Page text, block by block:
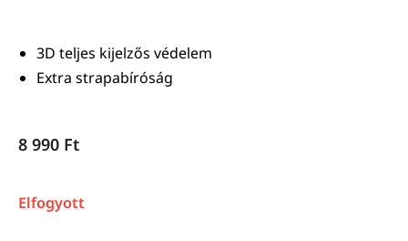
3D teljes kijelzős védelem
Extra strapabíróság
8 990 Ft
Elfogyott